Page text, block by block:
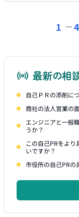
1 ...
最新の相
自己ＰＲの添削に
商社の法人営業の
エンジニアと一般
うか？
この自己PRをよ
いですか？
市役所の自己PRの